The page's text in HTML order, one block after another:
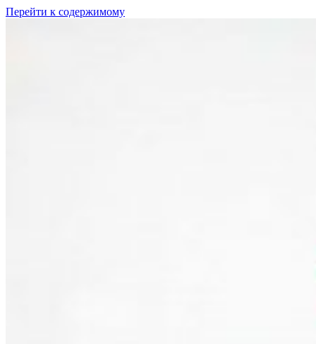
Перейти к содержимому